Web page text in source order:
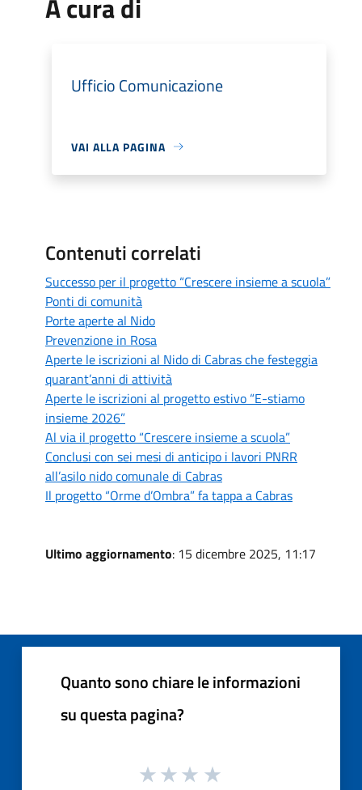
A cura di
Ufficio Comunicazione
VAI ALLA PAGINA
Contenuti correlati
Successo per il progetto “Crescere insieme a scuola”
Ponti di comunità
Porte aperte al Nido
Prevenzione in Rosa
Aperte le iscrizioni al Nido di Cabras che festeggia
quarant’anni di attività
Aperte le iscrizioni al progetto estivo “E-stiamo
insieme 2026”
Al via il progetto “Crescere insieme a scuola”
Conclusi con sei mesi di anticipo i lavori PNRR
all’asilo nido comunale di Cabras
Il progetto “Orme d’Ombra” fa tappa a Cabras
Ultimo aggiornamento: 15 dicembre 2025, 11:17
Quanto sono chiare le informazioni
su questa pagina?